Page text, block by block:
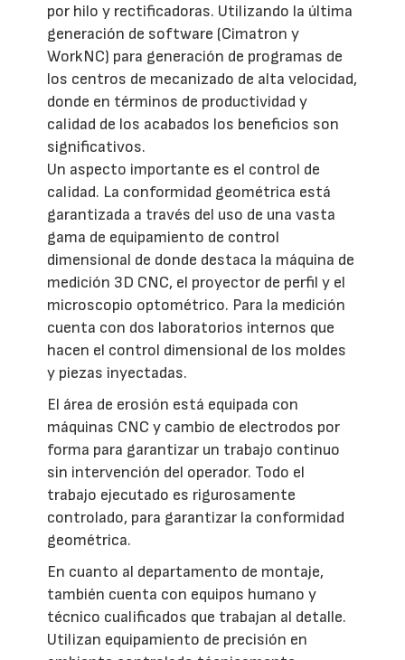
por hilo y rectificadoras. Utilizando la última
generación de software (Cimatron y
WorkNC) para generación de programas de
los centros de mecanizado de alta velocidad,
donde en términos de productividad y
calidad de los acabados los beneficios son
significativos.
Un aspecto importante es el control de
calidad. La conformidad geométrica está
garantizada a través del uso de una vasta
gama de equipamiento de control
dimensional de donde destaca la máquina de
medición 3D CNC, el proyector de perfil y el
microscopio optométrico. Para la medición
cuenta con dos laboratorios internos que
hacen el control dimensional de los moldes
y piezas inyectadas.
El área de erosión está equipada con
máquinas CNC y cambio de electrodos por
forma para garantizar un trabajo continuo
sin intervención del operador. Todo el
trabajo ejecutado es rigurosamente
controlado, para garantizar la conformidad
geométrica.
En cuanto al departamento de montaje,
también cuenta con equipos humano y
técnico cualificados que trabajan al detalle.
Utilizan equipamiento de precisión en